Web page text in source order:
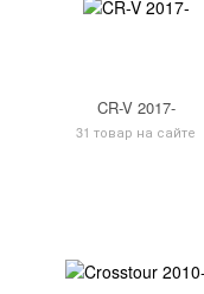
CR-V 2017-
31 товар на сайте